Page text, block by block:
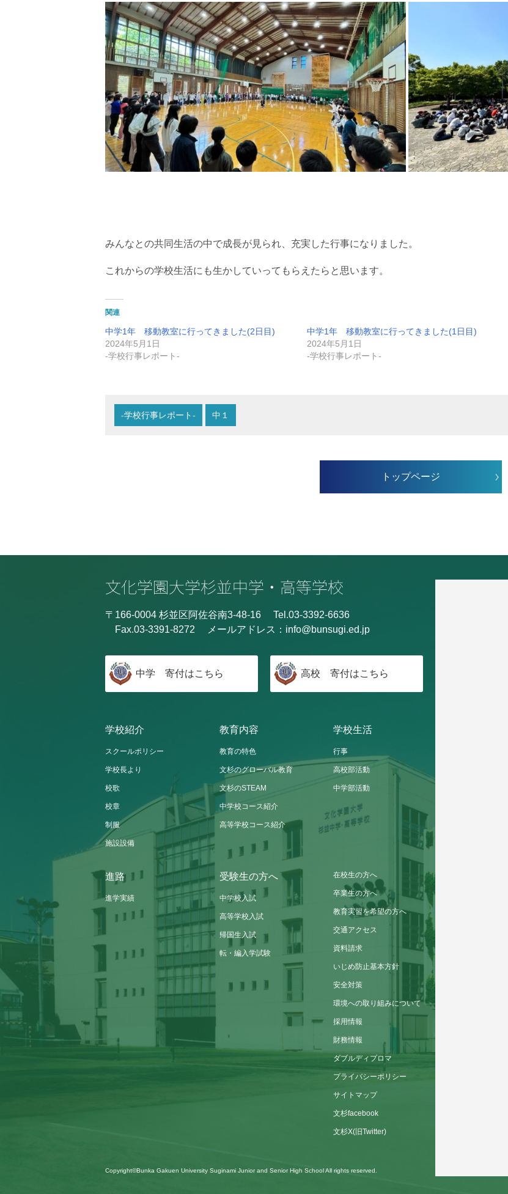
みんなとの共同生活の中で成長が見られ、充実した行事になりました。
これからの学校生活にも生かしていってもらえたらと思います。
関連
中学1年 移動教室に行ってきました(2日目)
2024年5月1日
-学校行事レポート-
中学1年 移動教室に行ってきました(1日目)
2024年5月1日
-学校行事レポート-
-学校行事レポート- 中１
トップページ
〒166-0004 杉並区阿佐谷南3-48-16
Tel.03-3392-6636
Fax.03-3391-8272
メールアドレス： info@bunsugi.ed.jp
中学 寄付はこちら 高校 寄付はこちら
学校紹介
スクールポリシー
学校長より
校歌
校章
制服
施設設備
教育内容
教育の特色
文杉のグローバル教育
文杉のSTEAM
中学校コース紹介
高等学校コース紹介
学校生活
行事
高校部活動
中学部活動
進路
進学実績
受験生の方へ
中学校入試
高等学校入試
帰国生入試
転・編入学試験
在校生の方へ
卒業生の方へ
教育実習を希望の方へ
交通アクセス
資料請求
いじめ防止基本方針
安全対策
環境への取り組みについて
採用情報
財務情報
ダブルディプロマ
プライバシーポリシー
サイトマップ
文杉facebook
文杉X(旧Twitter)
Copyright©Bunka Gakuen University Suginami Junior and Senior High School All rights reserved.